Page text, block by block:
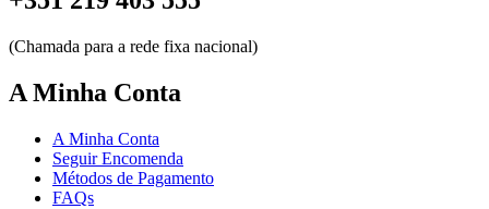
(Chamada para a rede fixa nacional)
A Minha Conta
A Minha Conta
Seguir Encomenda
Métodos de Pagamento
FAQs